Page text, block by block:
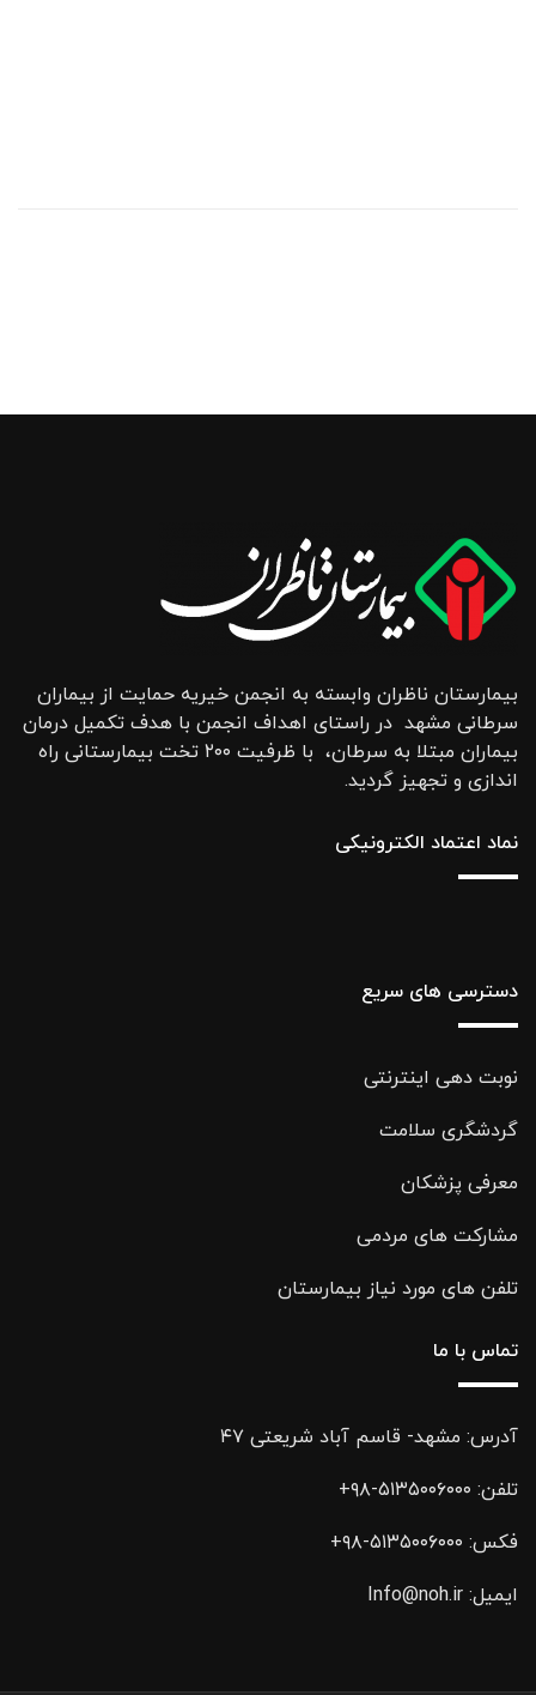
بیمارستان ناظران وابسته به انجمن خیریه حمایت از بیماران
سرطانی مشهد در راستای اهداف انجمن با هدف تکمیل درمان
بیماران مبتلا به سرطان، با ظرفیت ۲۰۰ تخت بیمارستانی راه
اندازی و تجهیز گردید.
نماد اعتماد الکترونیکی
دسترسی های سریع
نوبت دهی اینترنتی
گردشگری سلامت
معرفی پزشکان
مشارکت های مردمی
تلفن های مورد نیاز بیمارستان
تماس با ما
آدرس: مشهد- قاسم آباد شریعتی ۴۷
تلفن: ۵۱۳۵۰۰۶۰۰۰-۹۸+
فکس: ۵۱۳۵۰۰۶۰۰۰-۹۸+
ایمیل: Info@noh.ir